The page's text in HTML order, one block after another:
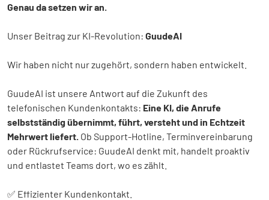
Genau da setzen wir an.
Unser Beitrag zur KI-Revolution: GuudeAI
Wir haben nicht nur zugehört, sondern haben entwickelt.
GuudeAI ist unsere Antwort auf die Zukunft des
telefonischen Kundenkontakts: Eine KI, die Anrufe
selbstständig übernimmt, führt, versteht und in Echtzeit
Mehrwert liefert. Ob Support-Hotline, Terminvereinbarung
oder Rückrufservice: GuudeAI denkt mit, handelt proaktiv
und entlastet Teams dort, wo es zählt.
✅ Effizienter Kundenkontakt.